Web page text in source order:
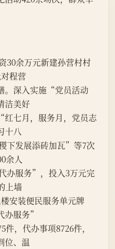
30余万元新建孙营村村
程营
。深入实施“党员活动
洁美好
七月，服务月，党员志
十八
下发展添砖加瓦”等7次
余人
办服务”，投入3万元完
上墙
安装便民服务单元牌
办服务”
，代办事项8726件，
位、温